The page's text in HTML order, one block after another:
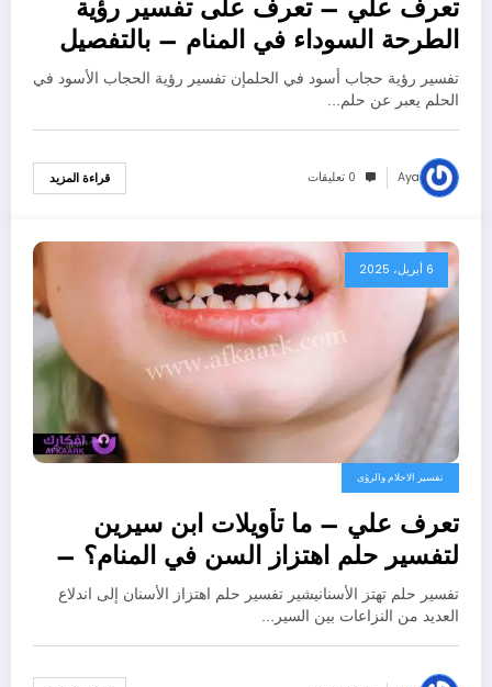
تعرف علي – تعرف على تفسير رؤية
الطرحة السوداء في المنام – بالتفصيل
تفسير رؤية حجاب أسود في الحلمإن تفسير رؤية الحجاب الأسود في
الحلم يعبر عن حلم…
Aya 0 تعليقات قراءة المزيد
6 أبريل، 2025
تفسير الاحلام والرؤى
تعرف علي – ما تأويلات ابن سيرين
لتفسير حلم اهتزاز السن في المنام؟ –
بالتفصيل
تفسير حلم تهتز الأسنانيشير تفسير حلم اهتزاز الأسنان إلى اندلاع
العديد من النزاعات بين السير…